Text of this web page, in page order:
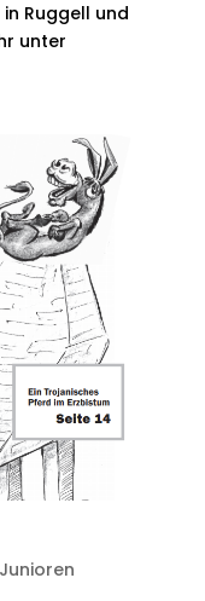
Ruggell und
unter
Junioren